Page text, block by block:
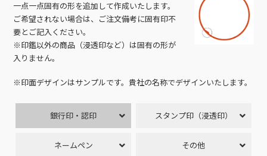
一点一点固有の形を追加して作成いたします。
ご希望されない場合は、ご注文備考に固有印不
要とご記入ください。
※印鑑以外の商品（浸透印など）は固有の形が
入りません。
※印面デザインはサンプルです。貴社の名称でデザインいたします。
銀行印・認印 スタンプ印（浸透印）
ネームペン その他